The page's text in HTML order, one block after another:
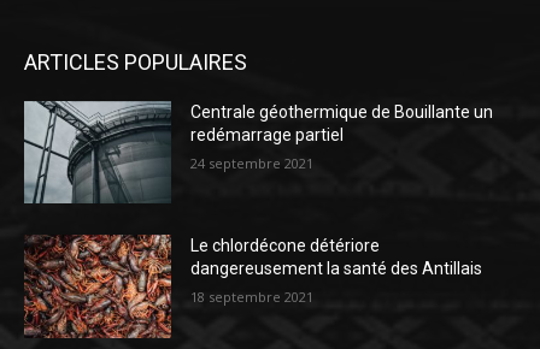
ARTICLES POPULAIRES
Centrale géothermique de Bouillante un
redémarrage partiel
24 septembre 2021
Le chlordécone détériore
dangereusement la santé des Antillais
18 septembre 2021